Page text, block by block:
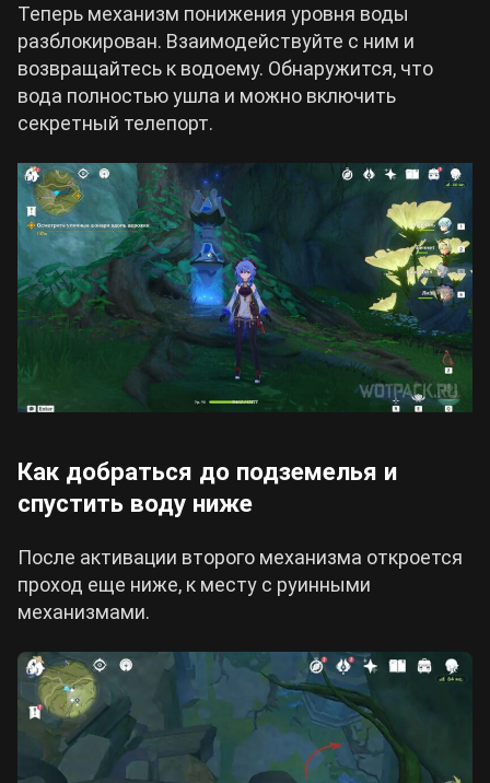
Теперь механизм понижения уровня воды
разблокирован. Взаимодействуйте с ним и
возвращайтесь к водоему. Обнаружится, что
вода полностью ушла и можно включить
секретный телепорт.
Как добраться до подземелья и
спустить воду ниже
После активации второго механизма откроется
проход еще ниже, к месту с руинными
механизмами.